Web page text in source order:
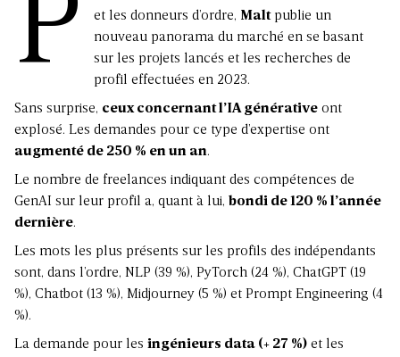
P
et les donneurs d’ordre, Maltpublie un
nouveau panorama du marché en se basant
sur les projets lancés et les recherches de
profil effectuées en 2023.
Sans surprise, ceux concernant l’IA générative ont
explosé. Les demandes pour ce type d’expertise ont
augmenté de 250 % en un an.
Le nombre de freelances indiquant des compétences de
GenAI sur leur profil a, quant à lui, bondi de 120 % l’année
dernière.
Les mots les plus présents sur les profils des indépendants
sont, dans l’ordre, NLP (39 %), PyTorch (24 %), ChatGPT (19
%), Chatbot (13 %), Midjourney (5 %) et Prompt Engineering (4
%).
La demande pour les ingénieurs data (+ 27 %) et les